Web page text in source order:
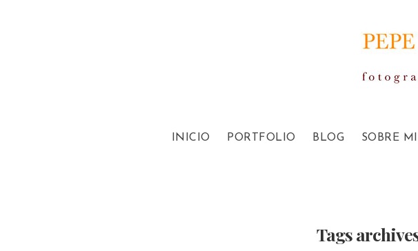
INICIO PORTFOLIO BLOG SOBRE MI
Tags